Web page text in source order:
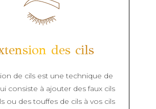
des cils
de cils est une technique de
consiste à ajouter des faux cils
ou des touffes de cils à vos cils